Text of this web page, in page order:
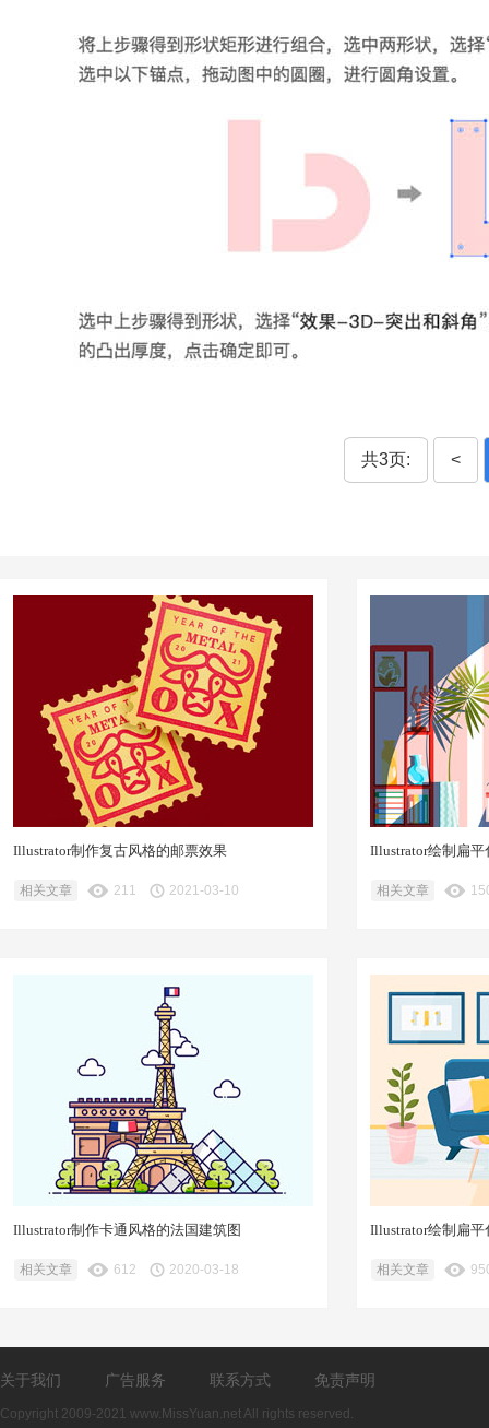
共3页: <
Illustrator制作复古风格的邮票效果
相关文章 211 2021-03-10
Illustrator绘制扁
相关文章
Illustrator制作卡通风格的法国建筑图
相关文章 612 2020-03-18
Illustrator绘制扁
相关文章
关于我们 广告服务 联系方式 免责声明
Copyright 2009-2021 www.MissYuan.net All rights reserved.